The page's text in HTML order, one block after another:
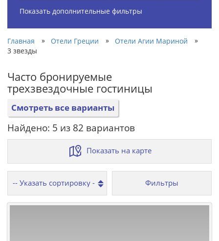
Показать дополнительные фильтры
Главная » Отели Греции » Отели Агии Мариной
»
3 звезды
Часто бронируемые
трехзвездочные гостиницы
Смотреть все варианты
Найдено: 5 из 82 вариантов
Показать на карте
Фильтры